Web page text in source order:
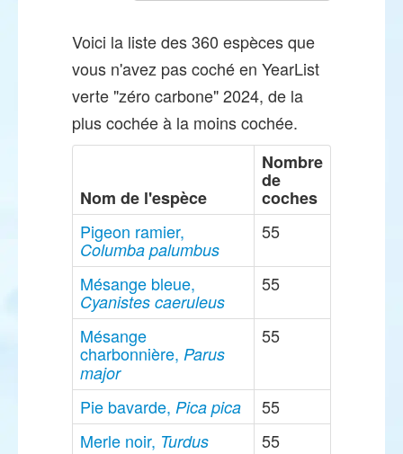
Voici la liste des 360 espèces que
vous n'avez pas coché en YearList
verte "zéro carbone" 2024, de la
plus cochée à la moins cochée.
Nom de l'espèce
Nombre
de
coches
Pigeon ramier,
Columba palumbus
55
Mésange bleue,
Cyanistes caeruleus
55
Mésange
charbonnière, Parus
major
55
Pie bavarde, Pica pica
55
Merle noir, Turdus
55